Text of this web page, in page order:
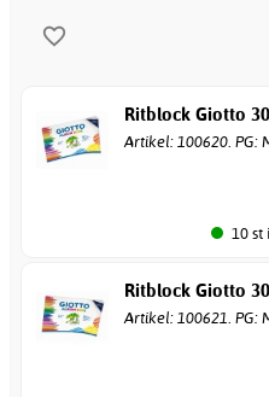
Ritblock Giotto
Artikel: 100620. PG:
10 st
Ritblock Giotto
Artikel: 100621. PG: